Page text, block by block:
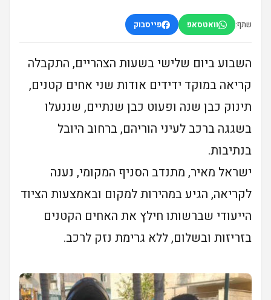
שתף: וואטסאפ פייסבוק
השבוע ביום שלישי בשעות הצהריים, התקבלה
קריאה במוקד ידידים אודות שני אחים קטנים,
תינוק כבן שנה ופעוט כבן שנתיים, שננעלו
בשגגה ברכב לעיני הוריהם, ברחוב היובל
בנתיבות.
ישראל מאיר, מתנדב הסניף המקומי, נענה
לקריאה, הגיע במהירות למקום ובאמצעות הציוד
הייעודי שברשותו חילץ את האחים הקטנים
בזריזות ובשלום, ללא גרימת נזק לרכב.